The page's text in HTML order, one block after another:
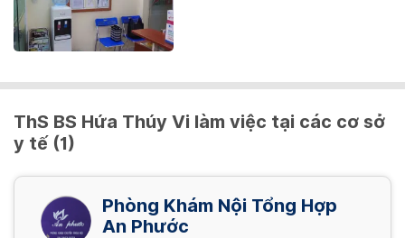
ThS BS Hứa Thúy Vi làm việc tại các cơ sở
y tế (1)
Phòng Khám Nội Tổng Hợp
An Phước